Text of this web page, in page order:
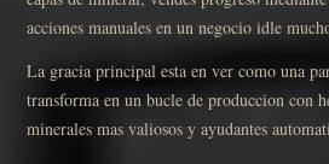
acciones manuales en un negocio idle
La gracia principal esta en ver como una
transforma en un bucle de produccion con
minerales mas valiosos y ayudantes